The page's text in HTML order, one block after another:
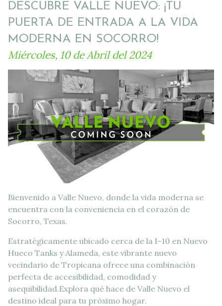
DESCUBRE VALLE NUEVO: ¡TU
PUERTA DE ENTRADA A LA VIDA
MODERNA EN SOCORRO!
Miércoles, 10 de Abril del 2024
Bienvenido a Valle Nuevo, donde la vida moderna se
encuentra con la conveniencia en el corazón de
Socorro, Texas.
Estratégicamente ubicado cerca de la I-10 en Nuevo
Hueco Tanks y Alameda, este vibrante nuevo
vecindario de Tropicana ofrece una combinación
perfecta de accesibilidad, comodidad y
asequibilidad.Explora qué hace de Valle Nuevo el
destino ideal para tu próximo hogar.